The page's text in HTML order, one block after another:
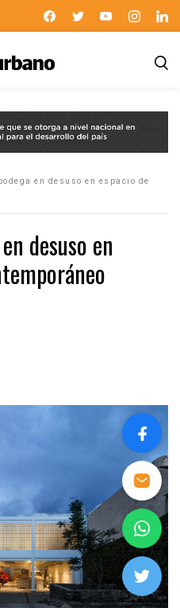
en desuso en espacio de
desuso en